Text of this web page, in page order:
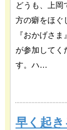
どうも、上岡
方の癖をほぐ
『おかげさ
が参加してく
す。ハ…
早く起き